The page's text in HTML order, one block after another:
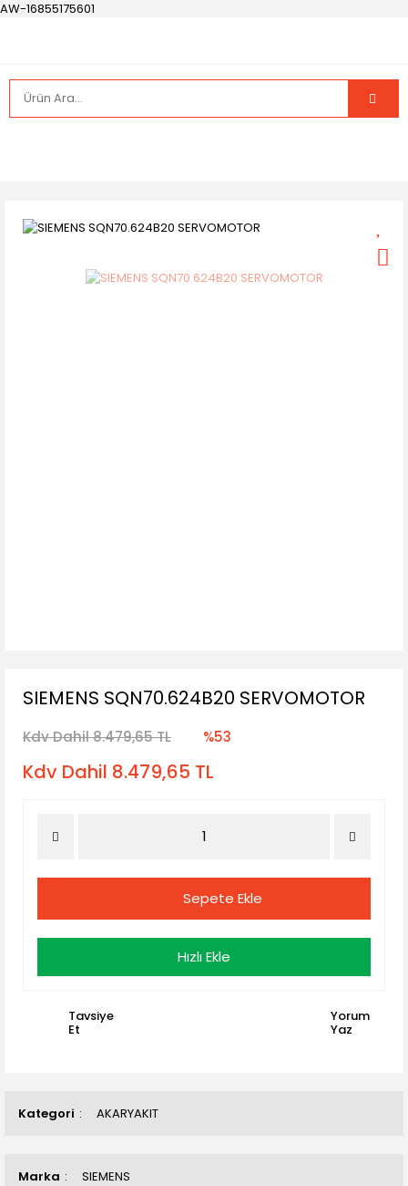
AW-16855175601
Kategori AKARYAKIT
Marka SIEMENS
SIEMENS SQN70.624B20 SERVOMOTOR
Kdv Dahil 8.479,65 TL %53
Kdv Dahil 8.479,65 TL
Sepete Ekle
Hızlı Ekle
Tavsiye
Et
Yorum
Yaz